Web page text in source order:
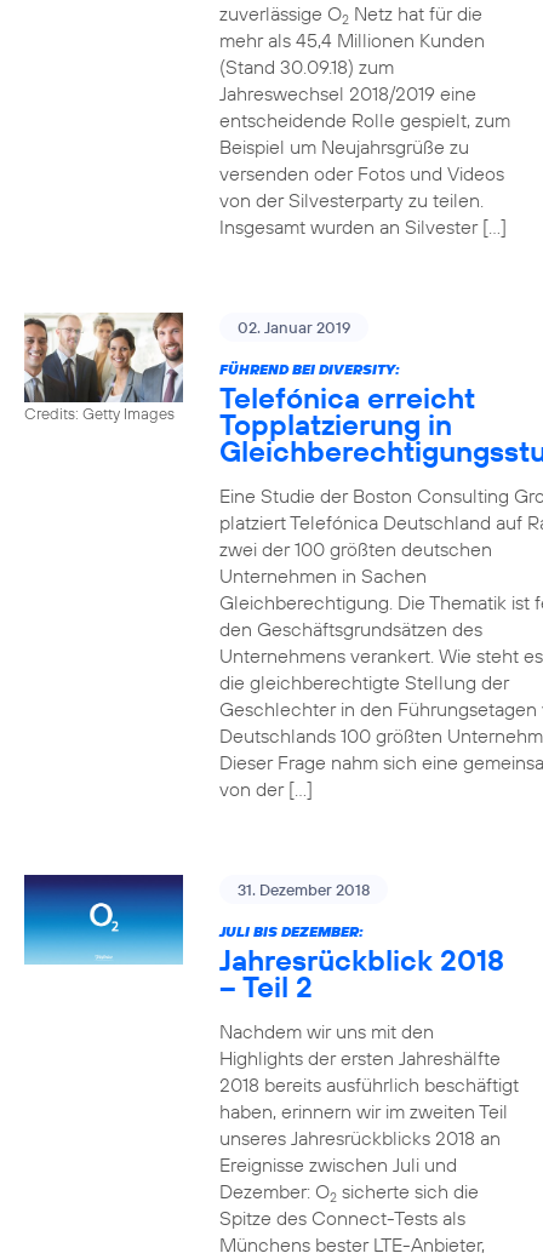
zuverlässige O2Netz hat für die
mehr als 45,4 Millionen Kunden
(Stand 30.09.18) zum
Jahreswechsel 2018/2019 eine
entscheidende Rolle gespielt, zum
Beispiel um Neujahrsgrüße zu
versenden oder Fotos und Videos
von der Silvesterparty zu teilen.
Insgesamt wurden an Silvester […]
Credits: Getty Images
02. Januar 2019
FÜHREND BEI DIVERSITY:
Telefónica erreicht
Topplatzierung in
Eine Studie der Boston Consulting
platziert Telefónica Deutschland auf
zwei der 100 größten deutschen
Unternehmen in Sachen
Gleichberechtigung. Die Thematik ist
den Geschäftsgrundsätzen des
Unternehmens verankert. Wie steht
die gleichberechtigte Stellung der
Geschlechter in den Führungsetagen
Deutschlands 100 größten
Dieser Frage nahm sich eine
von der […]
31. Dezember 2018
JULI BIS DEZEMBER:
Jahresrückblick 2018
– Teil 2
Nachdem wir uns mit den
Highlights der ersten Jahreshälfte
2018 bereits ausführlich beschäftigt
haben, erinnern wir im zweiten Teil
unseres Jahresrückblicks 2018 an
Ereignisse zwischen Juli und
Dezember: O2sicherte sich die
Spitze des Connect-Tests als
Münchens bester LTE-Anbieter,